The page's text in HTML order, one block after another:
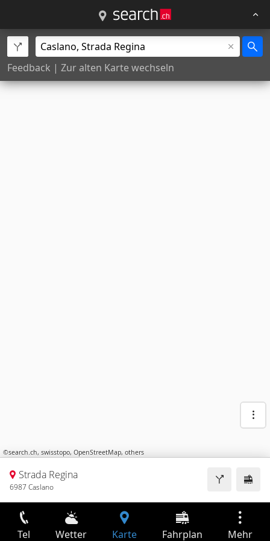
Feedback | Zur alten Karte wechseln
©search.ch, swisstopo, OpenStreetMap, others
Strada Regina
6987 Caslano
Tel Wetter Karte Fahrplan Mehr